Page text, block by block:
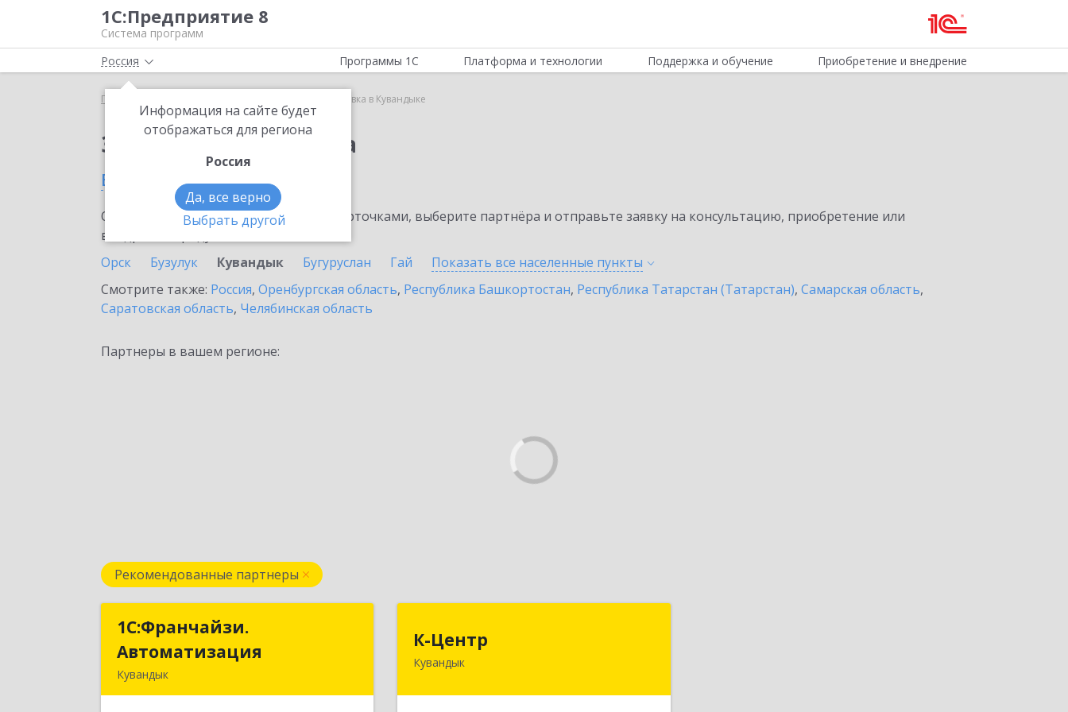
1С:Предприятие 8
Система программ
Россия
Информация на сайте будет
отображаться для региона
Россия
Да, все верно
Выбрать другой
Программы 1С Платформа и технологии Поддержка и обучение Приобретение и внедрение
Главная 1С:Доставка в Кувандыке
Заказать 1С:Доставка
в Кувандыке
Ознакомьтесь с информационными карточками, выберите партнёра и отправьте заявку на консультацию, приобретение или
внедрение продукта.
Орск
Бузулук Кувандык Бугуруслан Гай Показать все населенные пункты
Смотрите также: Россия, Оренбургская область, Республика Башкортостан, Республика Татарстан (Татарстан), Самарская область,
Саратовская область, Челябинская область
Партнеры в вашем регионе:
Рекомендованные партнеры
1С:Франчайзи.
Автоматизация
Кувандык
1С:Франчайзи.
Автоматизация
К-Центр
Кувандык